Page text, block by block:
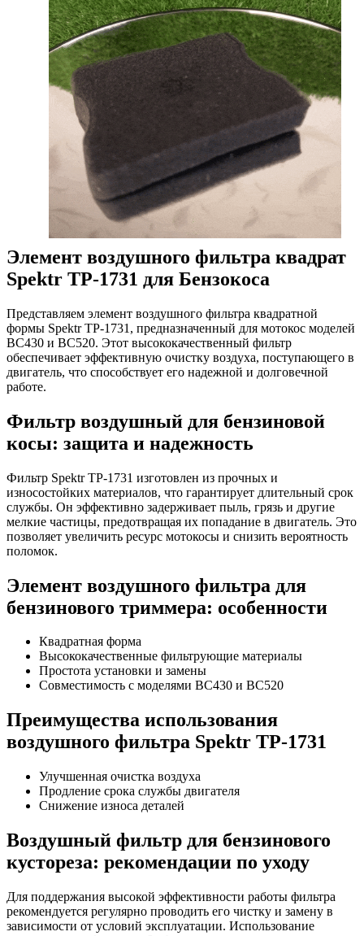
Элемент воздушного фильтра квадрат
Spektr TP-1731 для Бензокоса
Представляем элемент воздушного фильтра квадратной
формы Spektr TP-1731, предназначенный для мотокос моделей
BC430 и BC520. Этот высококачественный фильтр
обеспечивает эффективную очистку воздуха, поступающего в
двигатель, что способствует его надежной и долговечной
работе.
Фильтр воздушный для бензиновой
косы: защита и надежность
Фильтр Spektr TP-1731 изготовлен из прочных и
износостойких материалов, что гарантирует длительный срок
службы. Он эффективно задерживает пыль, грязь и другие
мелкие частицы, предотвращая их попадание в двигатель. Это
позволяет увеличить ресурс мотокосы и снизить вероятность
поломок.
Элемент воздушного фильтра для
бензинового триммера: особенности
Квадратная форма
Высококачественные фильтрующие материалы
Простота установки и замены
Совместимость с моделями BC430 и BC520
Преимущества использования
воздушного фильтра Spektr TP-1731
Улучшенная очистка воздуха
Продление срока службы двигателя
Снижение износа деталей
Воздушный фильтр для бензинового
кустореза: рекомендации по уходу
Для поддержания высокой эффективности работы фильтра
рекомендуется регулярно проводить его чистку и замену в
зависимости от условий эксплуатации. Использование